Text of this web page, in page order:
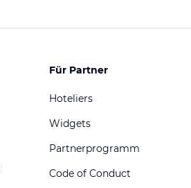
Für Partner
Hoteliers
Widgets
Partnerprogramm
Code of Conduct